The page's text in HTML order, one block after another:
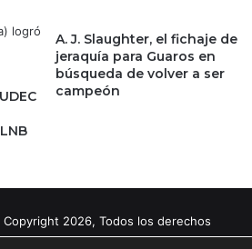
A. J. Slaughter, el fichaje de
jeraquía para Guaros en
búsqueda de volver a ser
campeón
2026, Todos los derechos